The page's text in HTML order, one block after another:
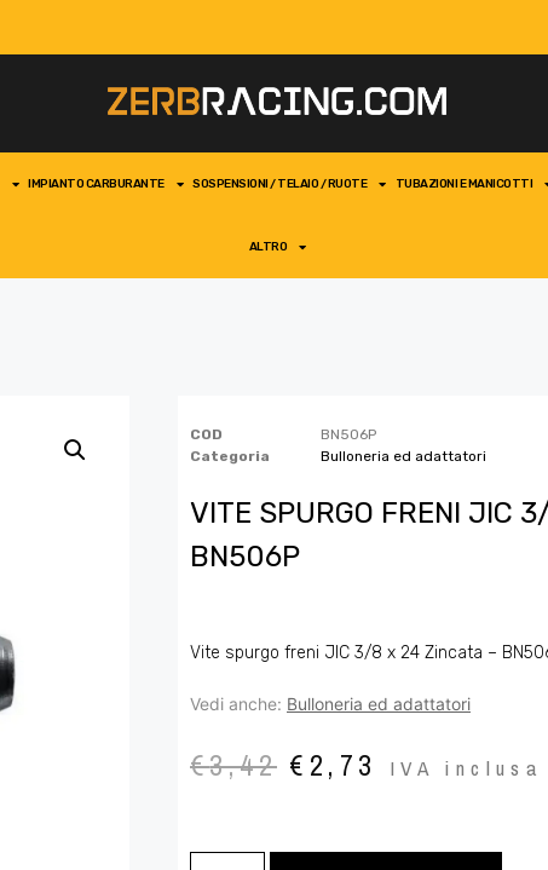
IMPIANTO CARBURANTE SOSPENSIONI / TELAIO / RUOTE TUBAZIONI E MANICOTTI
ALTRO
COD
BN506P
Categoria
Bulloneria ed adattatori
VITE SPURGO FRENI JIC
BN506P
Vite spurgo freni JIC 3/8 x 24 Zincata –
Vedi anche: Bulloneria ed adattatori
€3,42 € 2,73 IVA inclusa